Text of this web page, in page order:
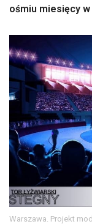
ośmiu miesięcy
Warszawa. Projekt